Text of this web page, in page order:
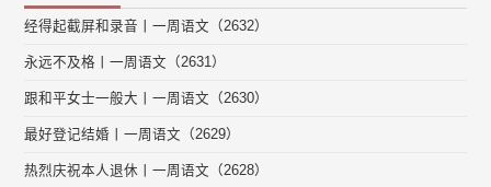
经得起截屏和录音丨一周语文（2632）
永远不及格丨一周语文（2631）
跟和平女士一般大丨一周语文（2630）
最好登记结婚丨一周语文（2629）
热烈庆祝本人退休丨一周语文（2628）